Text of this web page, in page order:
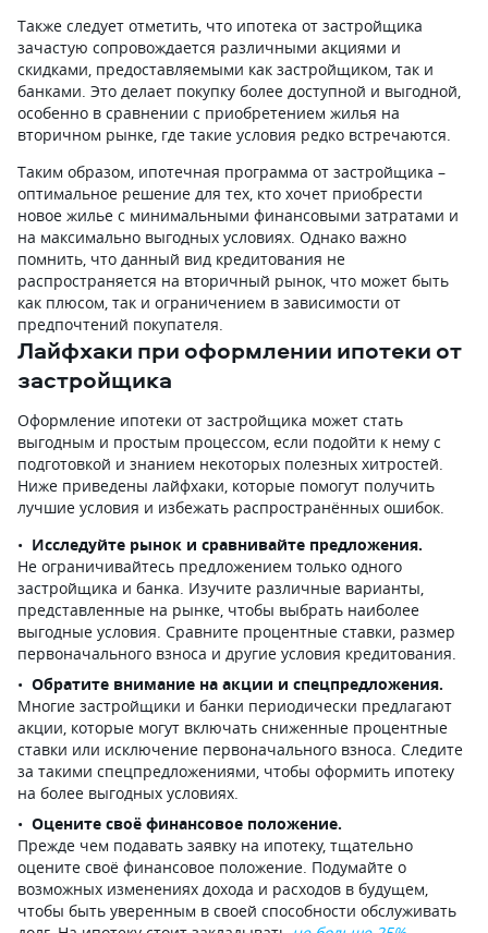
Также следует отметить, что ипотека от застройщика
зачастую сопровождается различными акциями и
скидками, предоставляемыми как застройщиком, так и
банками. Это делает покупку более доступной и выгодной,
особенно в сравнении с приобретением жилья на
вторичном рынке, где такие условия редко встречаются.
Таким образом, ипотечная программа от застройщика –
оптимальное решение для тех, кто хочет приобрести
новое жилье с минимальными финансовыми затратами и
на максимально выгодных условиях. Однако важно
помнить, что данный вид кредитования не
распространяется на вторичный рынок, что может быть
как плюсом, так и ограничением в зависимости от
предпочтений покупателя.
Лайфхаки при оформлении ипотеки от
застройщика
Оформление ипотеки от застройщика может стать
выгодным и простым процессом, если подойти к нему с
подготовкой и знанием некоторых полезных хитростей.
Ниже приведены лайфхаки, которые помогут получить
лучшие условия и избежать распространённых ошибок.
Исследуйте рынок и сравнивайте предложения.
Не ограничивайтесь предложением только одного
застройщика и банка. Изучите различные варианты,
представленные на рынке, чтобы выбрать наиболее
выгодные условия. Сравните процентные ставки, размер
первоначального взноса и другие условия кредитования.
Обратите внимание на акции и спецпредложения.
Многие застройщики и банки периодически предлагают
акции, которые могут включать сниженные процентные
ставки или исключение первоначального взноса. Следите
за такими спецпредложениями, чтобы оформить ипотеку
на более выгодных условиях.
Оцените своё финансовое положение.
Прежде чем подавать заявку на ипотеку, тщательно
оцените своё финансовое положение. Подумайте о
возможных изменениях дохода и расходов в будущем,
чтобы быть уверенным в своей способности обслуживать